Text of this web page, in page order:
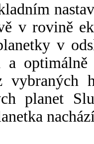
v rovině
v
a
planet